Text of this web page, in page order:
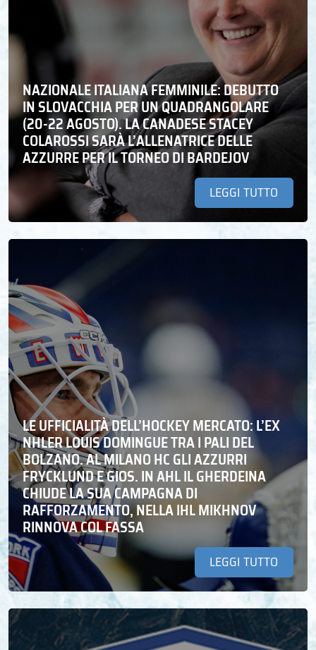
NAZIONALE ITALIANA FEMMINILE: DEBUTTO
IN SLOVACCHIA PER UN QUADRANGOLARE
(20-22 AGOSTO). LA CANADESE STACEY
COLAROSSI SARÀ L’ALLENATRICE DELLE
AZZURRE PER IL TORNEO DI BARDEJOV
LEGGI TUTTO
LE UFFICIALITÀ DELL’HOCKEY MERCATO: L’EX
NHLER LOUIS DOMINGUE TRA I PALI DEL
BOLZANO. AL MILANO HC GLI AZZURRI
FRYCKLUND E GIOS. IN AHL IL GHERDEINA
CHIUDE LA SUA CAMPAGNA DI
RAFFORZAMENTO, NELLA IHL MIKHNOV
RINNOVA COL FASSA
LEGGI TUTTO